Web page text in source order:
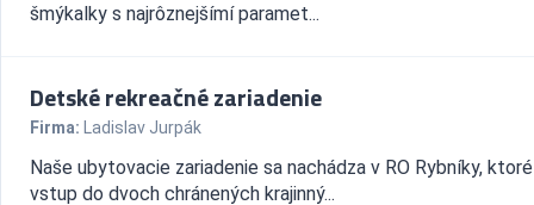
šmýkalky s najrôznejšímí paramet...
Detské rekreačné zariadenie
Firma: Ladislav Jurpák
Naše ubytovacie zariadenie sa nachádza v RO Rybníky,
vstup do dvoch chránených krajinný...